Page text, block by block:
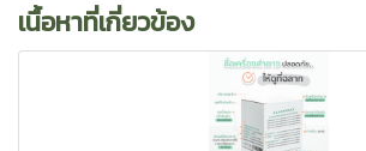
เนื้อหาที่เกี่ยวข้อง